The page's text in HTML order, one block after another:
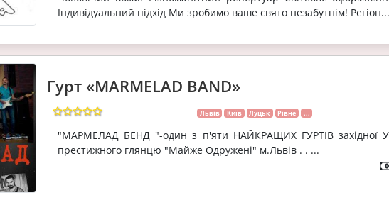
Індивідуальний підхід Ми зробимо ваше свято незабутнім! Регіон...
Гурт «MARMELAD BAND»
Львів Київ Луцьк Рівне ...
"МАРМЕЛАД БЕНД "-один з п'яти НАЙКРАЩИХ ГУРТІВ західної
престижного глянцю "Майже Одружені" м.Львів . . ...